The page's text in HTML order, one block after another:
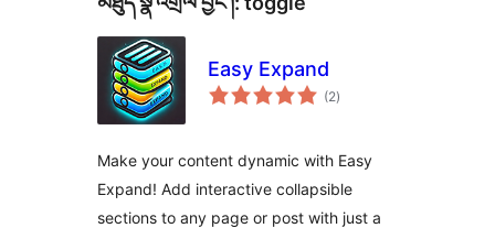
Easy Expand
(2གདེང་
འཇོག་
)
Make your content dynamic with Easy
Expand! Add interactive collapsible
sections to any page or post with just a